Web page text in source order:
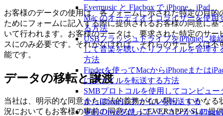
Evermusic と Flacbox で iPhone、iPad、
Mac のオーディオイコライザーを使用
る方法
USBフラッシュドライブをiPhoneに接
して音楽を聴いたりファイルを管理す
方法
Finderを使ってMacからiPhoneまたは
にファイルを転送する方法
SMBプロトコルを使用してコンピュー
からiPhoneにファイルを転送する
WiFi-Driveを使ってパソコンからiPhone
お客様のデータの使用は、各フォームに示された特定の目的
ためにフォームに記入する際に提供されるお客様の同意に基
いて行われます。お客様のデータは、要求された特定のサー
スにのみ必要です。それがなければ、それらのサービスは不
能です。
データの移転と譲渡
当社は、明示的な同意または法的義務がない限り、いかなる
況においてもお客様の事前の同意なしにEVERAPPZ SLに提